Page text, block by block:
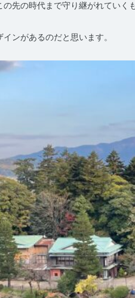
先の時代まで守り継がれていく
ンがあるのだと思います。